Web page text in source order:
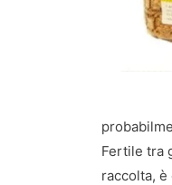
Fertile tra
raccolta,